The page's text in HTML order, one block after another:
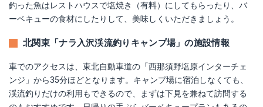
釣った魚はレストハウスで塩焼き（有料）にしてもらったり、バ
ーベキューの食材にしたりして、美味しくいただきましょう。
北関東「ナラ入沢渓流釣りキャンプ場」の施設情報
車でのアクセスは、東北自動車道の「西那須野塩原インターチェ
ンジ」から35分ほどとなります。キャンプ場に宿泊しなくても、
渓流釣りだけの利用もできるので、まずは下見を兼ねて訪問する